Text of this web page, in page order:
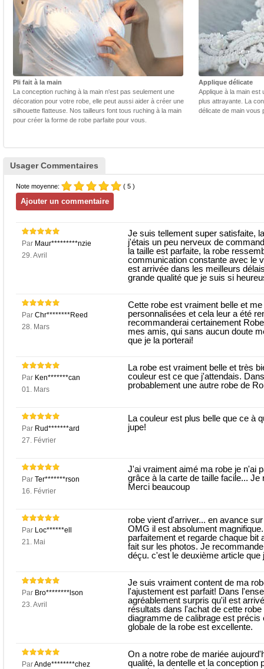
Pli fait à la main
La conception ruching à la main n'est pas seulement une
décoration pour votre robe, elle peut aussi aider à créer une
silhouette flatteuse. Nos tailleurs font tous ruching à la main
pour créer la forme de robe parfaite pour vous.
Applique délicate
Applique à la main est
plus attrayante. La
délicate de main vous
Usager Commentaires
Note moyenne: ( 5 )
Par Maur*********nzie
29. Avril
Je suis tellement super satisfaite,
j'étais un peu nerveux de
la taille est parfaite, la robe
communication constante avec le
est arrivée dans les meilleurs
grande qualité que je suis si
Par Chr********Reed
28. Mars
Cette robe est vraiment belle et
personnalisées et cela leur a été
recommanderai certainement
mes amis, qui sans aucun doute
que je la porterai!
Par Ken*******can
01. Mars
La robe est vraiment belle et très
couleur est ce que j'attendais.
probablement une autre robe de
Par Rud*******ard
27. Février
La couleur est plus belle que ce à
jupe!
Par Ter*******rson
16. Février
J'ai vraiment aimé ma robe je n'ai
grâce à la carte de taille facile...
Merci beaucoup
Par Loc******ell
21. Mai
robe vient d'arriver... en avance
OMG il est absolument
parfaitement et regarde chaque
fait sur les photos. Je
déçu. c'est le deuxième article que
Par Bro********lson
23. Avril
Je suis vraiment content de ma
l'ajustement est parfait! Dans
agréablement surpris qu'il est
résultats dans l'achat de cette
diagramme de calibrage est
globale de la robe est excellente.
ParAnde********chez
On a notre robe de mariée
qualité, la dentelle et la conception